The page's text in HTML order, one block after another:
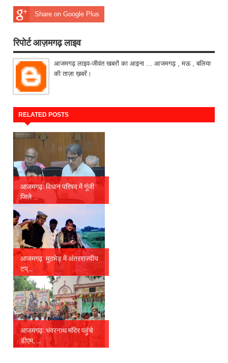
Share on Google Plus
रिपोर्ट आज़मगढ़ लाइव
आजमगढ़ लाइव-जीवंत खबरों का आइना ... आजमगढ़ , मऊ , बलिया
की ताज़ा ख़बरें।
RELATED POSTS
आजमगढ़: विधान परिषद में गूंजी
जिले ...
आजमगढ़: मुठभेड़ में अंतरराज्यीय
टप्...
आजमगढ़: भंवरनाथ मंदिर पहुंचे
डीएम, ...